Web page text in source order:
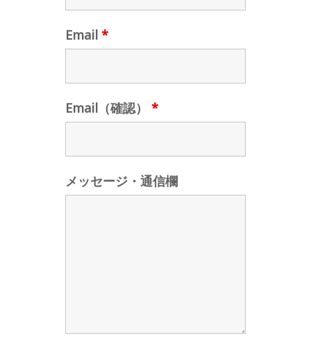
Email *
Email（確認） *
メッセージ・通信欄